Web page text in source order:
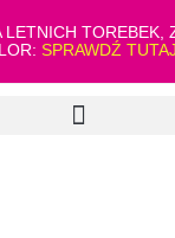
LETNICH TOREBEK,
SPRAWDŹ